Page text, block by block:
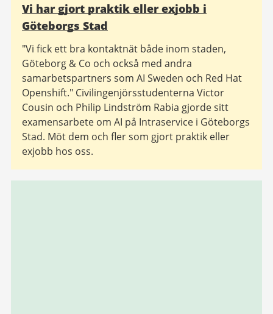
Vi har gjort praktik eller exjobb i
Göteborgs Stad
"Vi fick ett bra kontaktnät både inom staden,
Göteborg & Co och också med andra
samarbetspartners som AI Sweden och Red Hat
Openshift." Civilingenjörsstudenterna Victor
Cousin och Philip Lindström Rabia gjorde sitt
examensarbete om AI på Intraservice i Göteborgs
Stad. Möt dem och fler som gjort praktik eller
exjobb hos oss.